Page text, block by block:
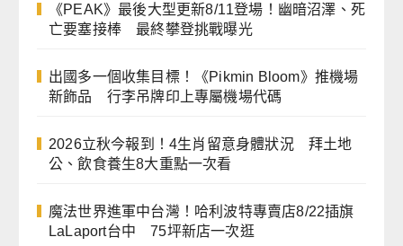
《PEAK》最後大型更新8/11登場！幽暗沼澤、死
亡要塞接棒 最終攀登挑戰曝光
出國多一個收集目標！《Pikmin Bloom》推機場
新飾品 行李吊牌印上專屬機場代碼
2026立秋今報到！4生肖留意身體狀況 拜土地
公、飲食養生8大重點一次看
魔法世界進軍中台灣！哈利波特專賣店8/22插旗
LaLaport台中 75坪新店一次逛